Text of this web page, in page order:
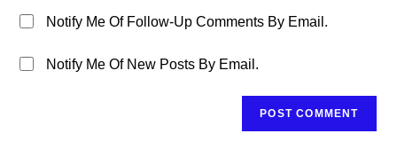
Notify Me Of Follow-Up Comments By Email.
Notify Me Of New Posts By Email.